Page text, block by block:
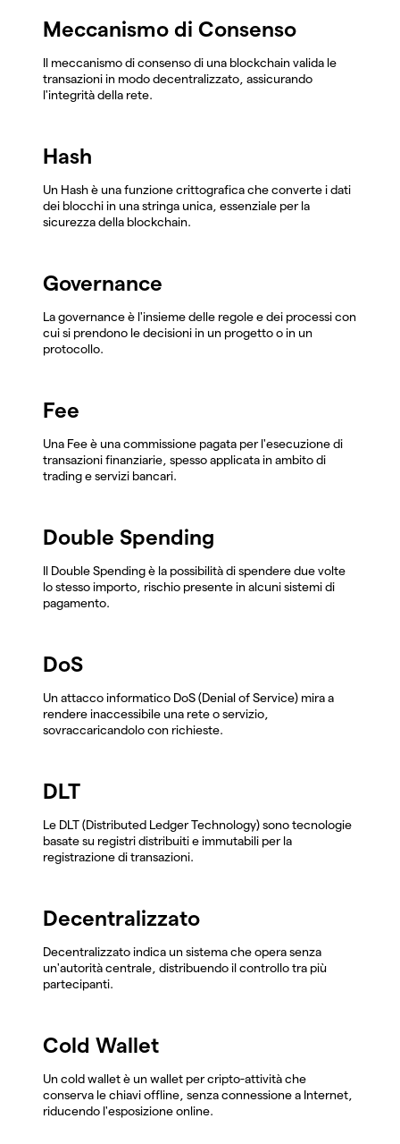
Meccanismo di Consenso
Il meccanismo di consenso di una blockchain valida le
transazioni in modo decentralizzato, assicurando
l'integrità della rete.
Hash
Un Hash è una funzione crittografica che converte i dati
dei blocchi in una stringa unica, essenziale per la
sicurezza della blockchain.
Governance
La governance è l'insieme delle regole e dei processi con
cui si prendono le decisioni in un progetto o in un
protocollo.
Fee
Una Fee è una commissione pagata per l'esecuzione di
transazioni finanziarie, spesso applicata in ambito di
trading e servizi bancari.
Double Spending
Il Double Spending è la possibilità di spendere due volte
lo stesso importo, rischio presente in alcuni sistemi di
pagamento.
DoS
Un attacco informatico DoS (Denial of Service) mira a
rendere inaccessibile una rete o servizio,
sovraccaricandolo con richieste.
DLT
Le DLT (Distributed Ledger Technology) sono tecnologie
basate su registri distribuiti e immutabili per la
registrazione di transazioni.
Decentralizzato
Decentralizzato indica un sistema che opera senza
un'autorità centrale, distribuendo il controllo tra più
partecipanti.
Cold Wallet
Un cold wallet è un wallet per cripto-attività che
conserva le chiavi offline, senza connessione a Internet,
riducendo l'esposizione online.